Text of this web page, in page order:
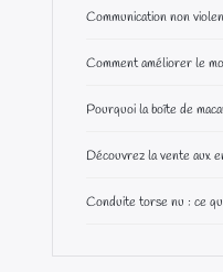
Communication non
Comment améliorer le
Pourquoi la boîte de
Découvrez la vente aux
Conduite torse nu : ce